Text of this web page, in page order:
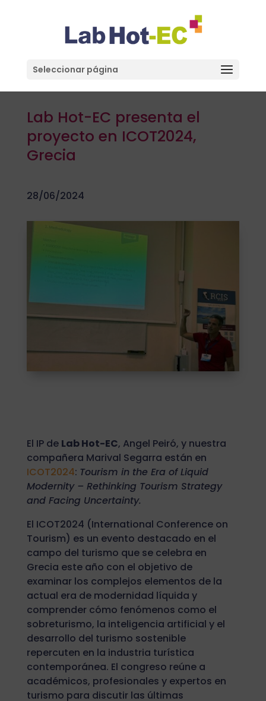
Seleccionar página
Lab Hot-EC presenta el
proyecto en ICOT2024,
Grecia
28/06/2024
El IP de Lab Hot-EC, Angel Peiró, y nuestra
compañera Marival Segarra están en
ICOT2024: Tourism in the Era of Liquid
Modernity – Rethinking Tourism Strategy
and Facing Uncertainty.
El ICOT2024 (International Conference on
Tourism) es un evento destacado en el
campo del turismo que se celebra en
Grecia este año con el objetivo de
examinar los complejos elementos de la
actual era de modernidad líquida y
comprender cómo fenómenos como el
sobreturismo, la inteligencia artificial y el
desarrollo del turismo sostenible
repercuten en la industria turística
contemporánea. El congreso reúne a
académicos, profesionales y expertos en
turismo para discutir las últimas